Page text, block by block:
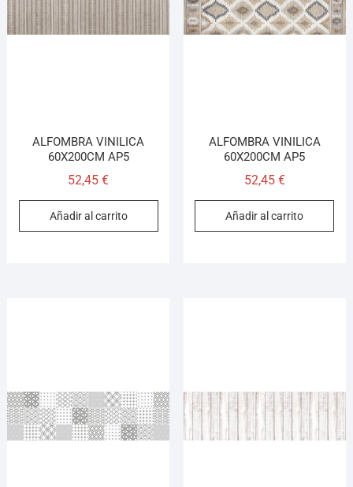
ALFOMBRA VINILICA
60X200CM AP5
52,45€
Añadir al carrito
ALFOMBRA VINILICA
60X200CM AP5
52,45 €
Añadir al carrito